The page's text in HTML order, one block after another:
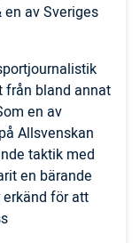
av Sveriges
från bland annat
en av
Allsvenskan
taktik med
en bärande
för att